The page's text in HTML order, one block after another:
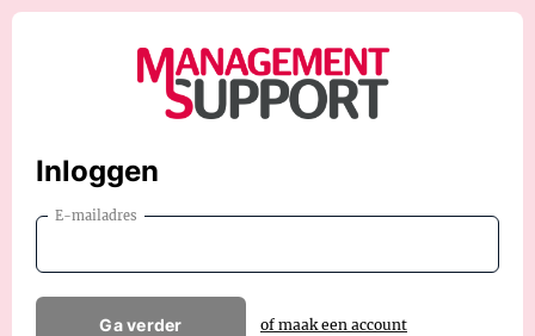
Inloggen
E-mailadres
Ga verder of maak een account